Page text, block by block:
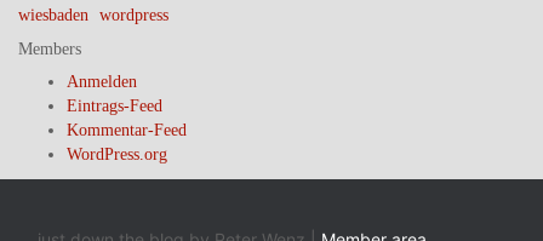
wiesbaden
wordpress
Members
Anmelden
Eintrags-Feed
Kommentar-Feed
WordPress.org